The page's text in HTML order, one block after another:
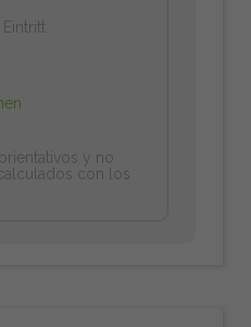
y no
con los